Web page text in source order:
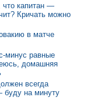
капитан —
Кричать можно
в матче
минус равные
домашняя
всегда
буду на минуту